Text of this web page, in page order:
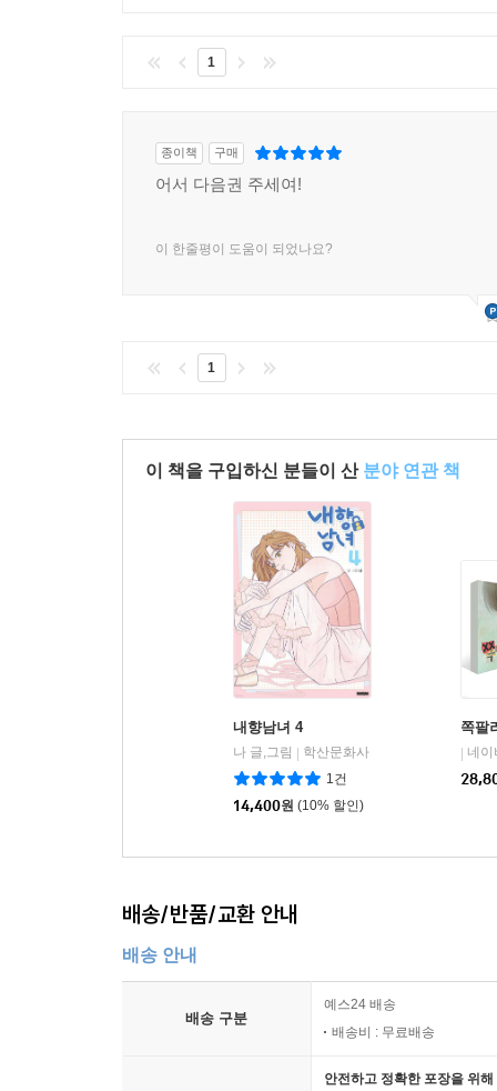
1
종이책 구매
어서 다음권 주세여!
이 한줄평이 도움이 되었나요?
1
이 책을 구입하신 분들이 산 분야 연관 책
내향남녀 4
나 글,그림
학산문화사
1건
14,400원 (10% 할인)
쪽팔
네
배송/반품/교환 안내
배송 안내
배송 구분
예스24 배송
배송비 : 무료배송
안전하고 정확한 포장을 위